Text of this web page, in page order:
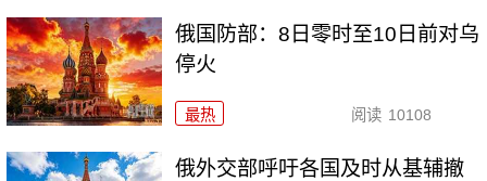
俄国防部：8日零时至10日前对乌
停火
最热 阅读 10108
俄外交部呼吁各国及时从基辅撤